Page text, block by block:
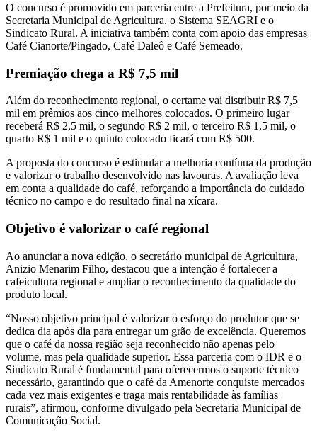
O concurso é promovido em parceria entre a Prefeitura, por meio da
Secretaria Municipal de Agricultura, o Sistema SEAGRI e o
Sindicato Rural. A iniciativa também conta com apoio das empresas
Café Cianorte/Pingado, Café Daleô e Café Semeado.
Premiação chega a R$ 7,5 mil
Além do reconhecimento regional, o certame vai distribuir R$ 7,5
mil em prêmios aos cinco melhores colocados. O primeiro lugar
receberá R$ 2,5 mil, o segundo R$ 2 mil, o terceiro R$ 1,5 mil, o
quarto R$ 1 mil e o quinto colocado ficará com R$ 500.
A proposta do concurso é estimular a melhoria contínua da produção
e valorizar o trabalho desenvolvido nas lavouras. A avaliação leva
em conta a qualidade do café, reforçando a importância do cuidado
técnico no campo e do resultado final na xícara.
Objetivo é valorizar o café regional
Ao anunciar a nova edição, o secretário municipal de Agricultura,
Anizio Menarim Filho, destacou que a intenção é fortalecer a
cafeicultura regional e ampliar o reconhecimento da qualidade do
produto local.
“Nosso objetivo principal é valorizar o esforço do produtor que se
dedica dia após dia para entregar um grão de excelência. Queremos
que o café da nossa região seja reconhecido não apenas pelo
volume, mas pela qualidade superior. Essa parceria com o IDR e o
Sindicato Rural é fundamental para oferecermos o suporte técnico
necessário, garantindo que o café da Amenorte conquiste mercados
cada vez mais exigentes e traga mais rentabilidade às famílias
rurais”, afirmou, conforme divulgado pela Secretaria Municipal de
Comunicação Social.